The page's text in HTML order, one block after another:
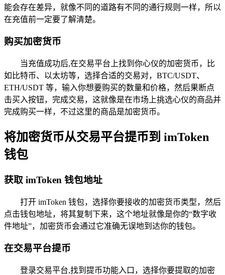
能会存在差异，就像不同的道路有不同的通行规则一样，所以
在充值前一定要了解清楚。
购买加密货币
当充值成功后,在交易平台上找到你心仪的加密货币，比
如比特币、以太坊等，选择合适的交易对，BTC/USDT、
ETH/USDT 等，输入你想要购买的数量和价格，然后果断点
击买入按钮，完成交易，这就像是在市场上挑选心仪的商品并
完成购买一样，不过这里的商品是加密货币。
将加密货币从交易平台提币到 imToken
钱包
获取 imToken 钱包地址
打开 imToken 钱包，选择你要接收的加密货币类型，然后
点击钱包地址，将其复制下来，这个地址就像是你的“数字收
件地址”，加密货币会通过它准确无误地到达你的钱包。
在交易平台提币
登录交易平台,找到提币功能入口，选择你要提取的加密